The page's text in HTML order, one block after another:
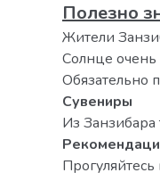
Полезно
Жители
Солнце
Обязательно
Сувениры
Из Занзибара
Прогуляйтесь